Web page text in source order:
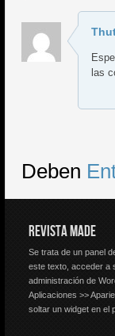
las
Deben
REVISTA MADE
Se trata de un panel
este texto, acceder a
administración de
Aplicaciones >>
soltar un widget en el